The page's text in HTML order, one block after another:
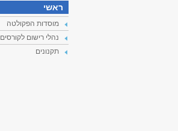
ראשי
מוסדות הפקולטה
נהלי רישום לקורסים
תקנונים